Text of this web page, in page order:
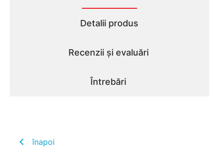
Detalii produs
Recenzii și evaluări
Întrebări
înapoi